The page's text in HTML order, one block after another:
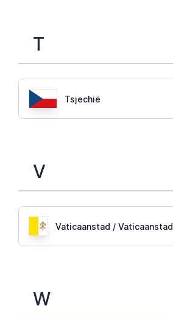
T
Tsjechië
V
Vaticaanstad / Vaticaanstad
W